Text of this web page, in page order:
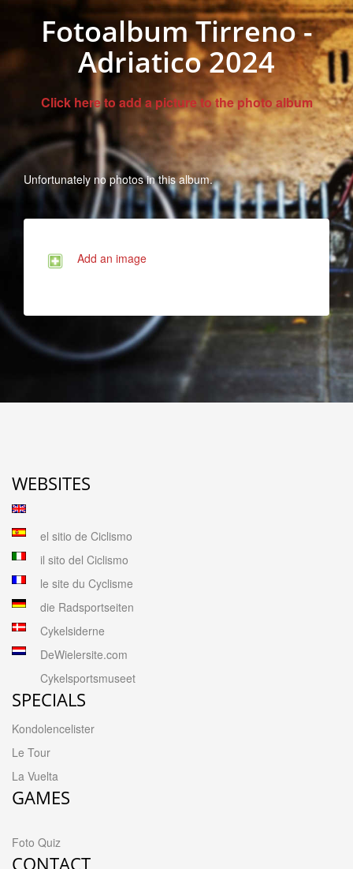
Fotoalbum Tirreno -
Adriatico 2024
Click here to add a picture to the photo album
Unfortunately no photos in this album.
Add an image
WEBSITES
el sitio de Ciclismo
il sito del Ciclismo
le site du Cyclisme
die Radsportseiten
Cykelsiderne
DeWielersite.com
Cykelsportsmuseet
SPECIALS
Kondolencelister
Le Tour
La Vuelta
GAMES
Foto Quiz
CONTACT